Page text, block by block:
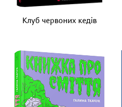
Клуб червоних кедів